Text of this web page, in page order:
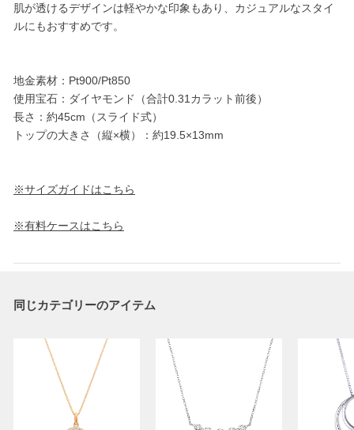
肌が透けるデザインは軽やかな印象もあり、カジュアルなスタイ
ルにもおすすめです。
地金素材：Pt900/Pt850
使用宝石：ダイヤモンド（合計0.31カラット前後）
長さ：約45cm（スライド式）
トップの大きさ（縦×横）：約19.5×13mm
※サイズガイドはこちら
※有料ケースはこちら
同じカテゴリーのアイテム